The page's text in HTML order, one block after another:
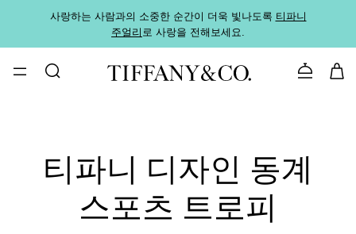
사랑하는 사람과의 소중한 순간이 더욱 빛나도록 티파니
주얼리로 사랑을 전해보세요.
문의하기
티파니 디자인 동계
스포츠 트로피